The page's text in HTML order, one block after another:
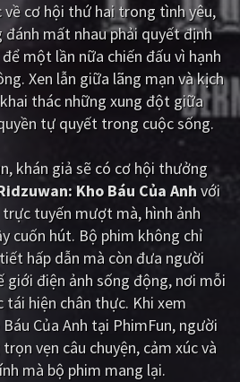
Việt Nam
cơ hội thứ hai trong tình yêu,
mất nhau phải quyết định
một lần nữa chiến đấu vì hạnh
Xen lẫn giữa lãng mạn và kịch
thác những xung đột giữa
tự quyết trong cuộc sống.
, khán giả sẽ có cơ hội thưởng
Kho Báu Của Anhvới
tuyến mượt mà, hình ảnh
cuốn hút. Bộ phim không chỉ
hấp dẫn mà còn đưa người
điện ảnh sống động, nơi mỗi
tái hiện chân thực. Khi xem
Của Anh tại PhimFun, người
vẹn câu chuyện, cảm xúc và
mà bộ phim mang lại.